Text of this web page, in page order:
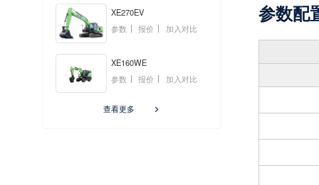
XE270EV
参数
报价 加入对比
XE160WE
参数
报价 加入对比
查看更多 
参数配